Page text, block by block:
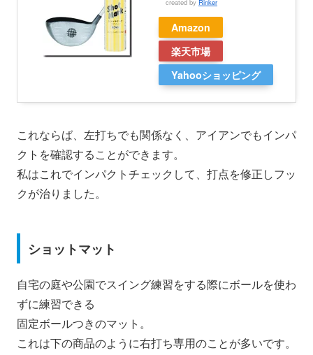
Amazon
楽天市場
Yahooショッピング
これならば、左打ちでも関係なく、アイアンでもインパ
クトを確認することができます。
私はこれでインパクトチェックして、打点を修正しフッ
クが治りました。
ショットマット
自宅の庭や公園でスイング練習をする際にボールを使わ
ずに練習できる
固定ボールつきのマット。
これは下の商品のように右打ち専用のことが多いです。